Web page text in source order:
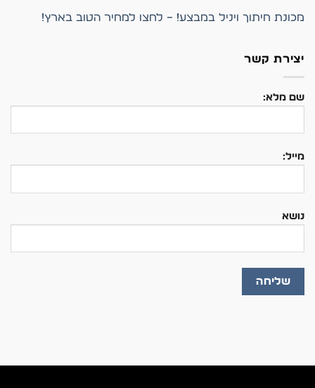
מכונת חיתוך ויניל במבצע! – לחצו למחיר הטוב בארץ!
יצירת קשר
שם מלא:
מייל:
נושא